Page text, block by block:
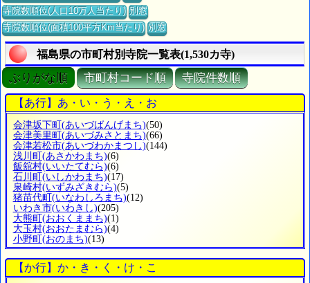
寺院数順位(人口10万人当たり) 別窓
寺院数順位(面積100平方Km当たり) 別窓
福島県の市町村別寺院一覧表(1,530カ寺)
ぶりがな順 市町村コード順 寺院件数順
【あ行】あ・い・う・え・お
会津坂下町(あいづばんげまち)(50)
会津美里町(あいづみさとまち)(66)
会津若松市(あいづわかまつし)(144)
浅川町(あさかわまち)(6)
飯舘村(いいたてむら)(6)
石川町(いしかわまち)(17)
泉崎村(いずみざきむら)(5)
猪苗代町(いなわしろまち)(12)
いわき市(いわきし)(205)
大熊町(おおくままち)(1)
大玉村(おおたまむら)(4)
小野町(おのまち)(13)
【か行】か・き・く・け・こ